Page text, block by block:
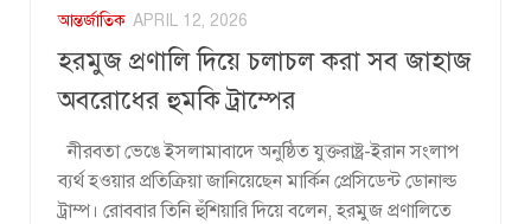
আন্তর্জাতিক APRIL 12, 2026
হরমুজ প্রণালি দিয়ে চলাচল করা সব জাহাজ
অবরোধের হুমকি ট্রাম্পের
নীরবতা ভেঙে ইসলামাবাদে অনুষ্ঠিত যুক্তরাষ্ট্র-ইরান সংলাপ
ব্যর্থ হওয়ার প্রতিক্রিয়া জানিয়েছেন মার্কিন প্রেসিডেন্ট ডোনাল্ড
ট্রাম্প। রোববার তিনি হুঁশিয়ারি দিয়ে বলেন, হরমুজ প্রণালিতে